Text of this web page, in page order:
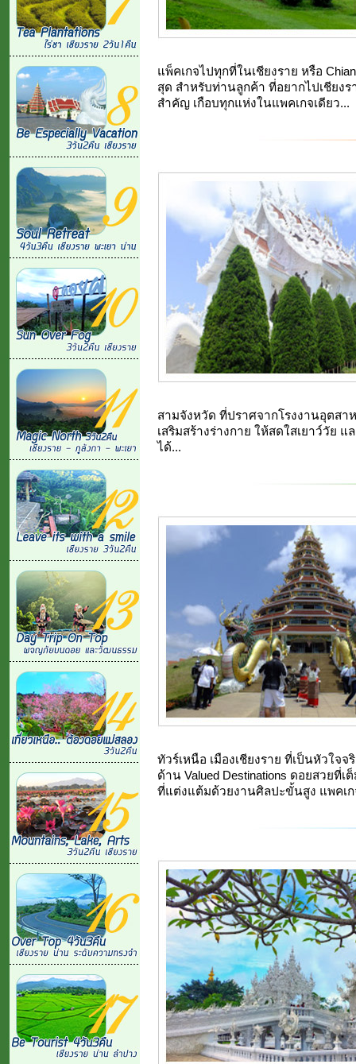
แพ็คเกจไปทุกที่ในเชียงราย หรือ
สุด สำหรับท่านลูกค้า ที่อยากไปเชียงร
สำคัญ เกือบทุกแห่งในแพคเกจเดียว...
สามจังหวัด ที่ปราศจากโรงงานอุตสา
เสริมสร้างร่างกาย ให้สดใสเยาว์วัย
ได้...
ทัวร์เหนือ เมืองเชียงราย ที่เป็นหัวใจ
ด้าน Valued Destinations ดอยสวยที่
ที่แต่งแต้มด้วยงานศิลปะขั้นสูง แพคเก